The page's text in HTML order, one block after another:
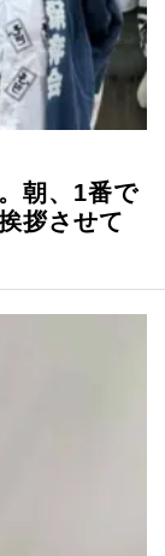
朝、1番で
拶させて